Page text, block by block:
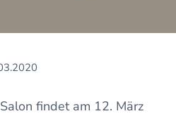
findet am 12. März